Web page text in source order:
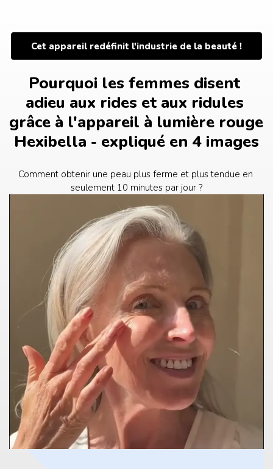
Cet appareil redéfinit l'industrie de la beauté !
Pourquoi les femmes disent
adieu aux rides et aux ridules
grâce à l'appareil à lumière rouge
Hexibella - expliqué en 4 images
Comment obtenir une peau plus ferme et plus tendue en
seulement 10 minutes par jour ?